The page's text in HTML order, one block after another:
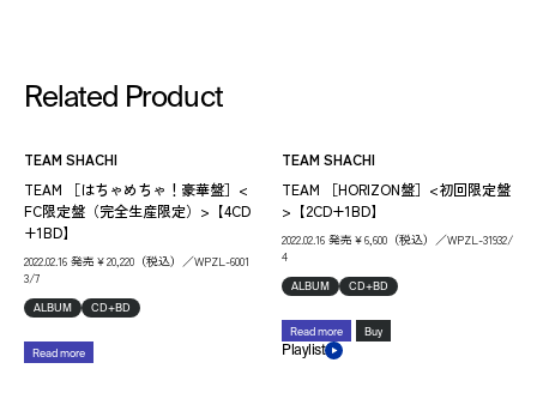
Related Product
TEAM SHACHI
TEAM ［はちゃめちゃ！豪華盤］<
FC限定盤（完全生産限定）>【4CD
+1BD】
2022.02.16 発売￥20,220（税込）／WPZL-6001
3/7
ALBUM CD+BD
Read more
TEAM SHACHI
TEAM ［HORIZON盤］<初回限定盤
>【2CD+1BD】
2022.02.16 発売￥6,600（税込）／WPZL-31932/
4
ALBUM CD+BD
Read more Buy
Playlist